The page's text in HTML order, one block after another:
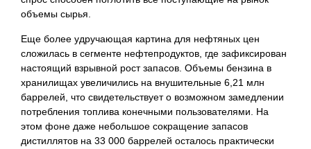
объемы сырья.
Еще более удручающая картина для нефтяных цен
сложилась в сегменте нефтепродуктов, где зафиксирован
настоящий взрывной рост запасов. Объемы бензина в
хранилищах увеличились на внушительные 6,21 млн
баррелей, что свидетельствует о возможном замедлении
потребления топлива конечными пользователями. На
этом фоне даже небольшое сокращение запасов
дистиллятов на 33 000 баррелей осталось практически